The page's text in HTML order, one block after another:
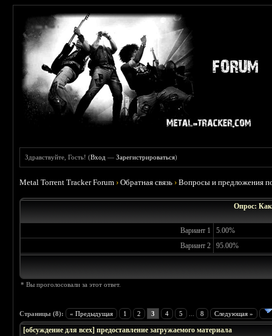
Здравствуйте, Гость! (Вход —Зарегистрироваться)
Metal Torrent Tracker Forum ›Обратная связь ›Вопросы и предложения
Опрос:
Вариант 1
5.00%
Вариант 2
95.00%
* Вы проголосовали за этот ответ.
Страницы (8): « Предыдущая 1 2 3 4 5 8 Следующая »
[обсуждение для всех] предоставление загружаемого материала